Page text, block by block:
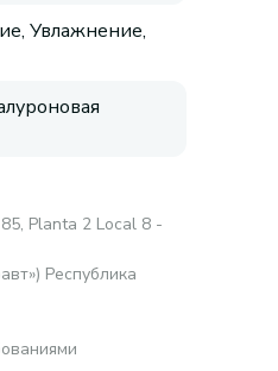
Увлажнение,
Planta 2 Local 8 -
Республика